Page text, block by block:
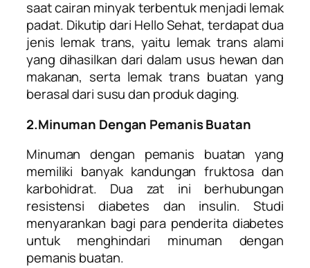
saat cairan minyak terbentuk menjadi lemak
padat. Dikutip dari Hello Sehat, terdapat dua
jenis lemak trans, yaitu lemak trans alami
yang dihasilkan dari dalam usus hewan dan
makanan, serta lemak trans buatan yang
berasal dari susu dan produk daging.
2.Minuman Dengan Pemanis Buatan
Minuman dengan pemanis buatan yang
memiliki banyak kandungan fruktosa dan
karbohidrat. Dua zat ini berhubungan
resistensi diabetes dan insulin. Studi
menyarankan bagi para penderita diabetes
untuk menghindari minuman dengan
pemanis buatan.